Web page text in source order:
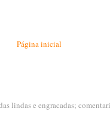
Página inicial
lindas e engracadas;